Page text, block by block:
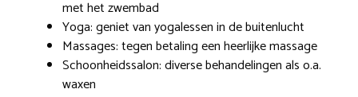
met het zwembad
Yoga: geniet van yogalessen in de buitenlucht
Massages: tegen betaling een heerlijke massage
Schoonheidssalon: diverse behandelingen als o.a.
waxen